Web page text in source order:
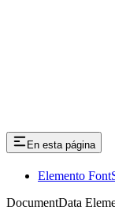
En esta página
Elemento
DocumentData